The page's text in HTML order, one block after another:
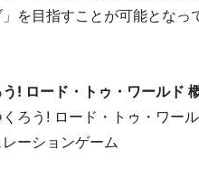
を目指すことが可能となっ
! ロード・トゥ・ワールド
ろう! ロード・トゥ・ワー
ーションゲーム